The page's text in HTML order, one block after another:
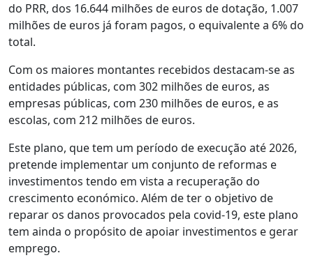
do PRR, dos 16.644 milhões de euros de dotação, 1.007
milhões de euros já foram pagos, o equivalente a 6% do
total.
Com os maiores montantes recebidos destacam-se as
entidades públicas, com 302 milhões de euros, as
empresas públicas, com 230 milhões de euros, e as
escolas, com 212 milhões de euros.
Este plano, que tem um período de execução até 2026,
pretende implementar um conjunto de reformas e
investimentos tendo em vista a recuperação do
crescimento económico. Além de ter o objetivo de
reparar os danos provocados pela covid-19, este plano
tem ainda o propósito de apoiar investimentos e gerar
emprego.